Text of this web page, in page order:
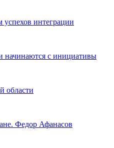
интеграции
начинаются с инициативы
области
Федор Афанасов